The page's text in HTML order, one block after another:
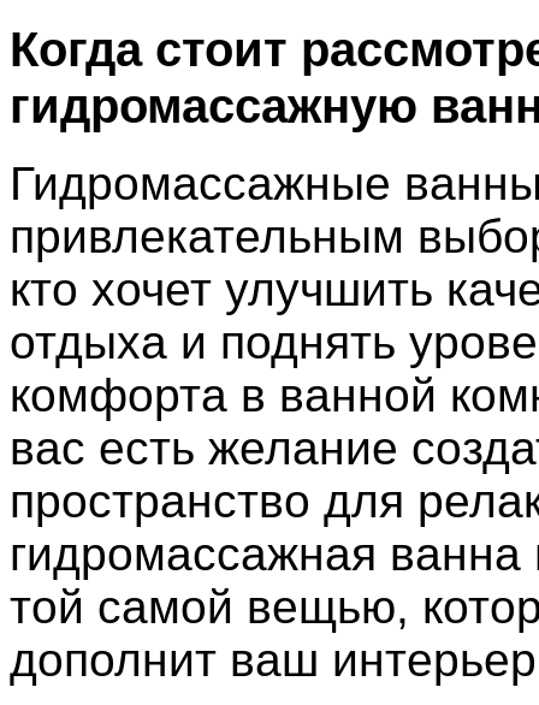
Когда стоит
гидромассажную
Гидромассажные
привлекательным
кто хочет улучшить
отдыха и поднять
комфорта в ванной
вас есть желание
пространство для
гидромассажная ванна
той самой вещью,
дополнит ваш